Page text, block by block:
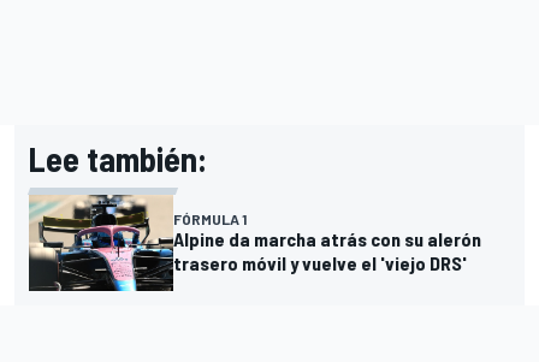
Lee también:
FÓRMULA 1
Alpine da marcha atrás con su alerón
trasero móvil y vuelve el 'viejo DRS'